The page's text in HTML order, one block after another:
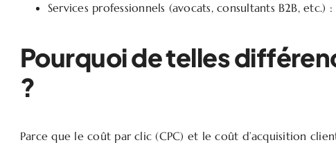
Services professionnels (avocats, consultants B2B,
Pourquoi de telles
?
Parce que le coût par clic (CPC) et le coût d’acquisition